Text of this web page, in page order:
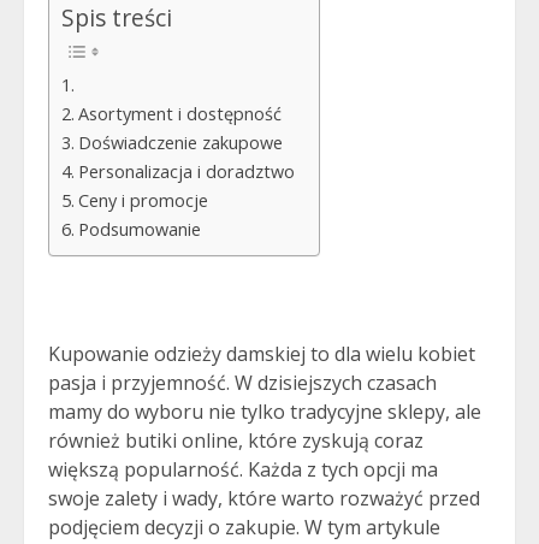
Spis treści
Asortyment i dostępność
Doświadczenie zakupowe
Personalizacja i doradztwo
Ceny i promocje
Podsumowanie
Kupowanie odzieży damskiej to dla wielu kobiet
pasja i przyjemność. W dzisiejszych czasach
mamy do wyboru nie tylko tradycyjne sklepy, ale
również butiki online, które zyskują coraz
większą popularność. Każda z tych opcji ma
swoje zalety i wady, które warto rozważyć przed
podjęciem decyzji o zakupie. W tym artykule